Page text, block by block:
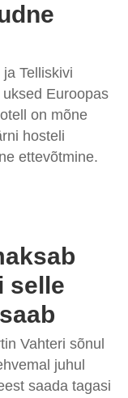
Telliskivi
Euroopas
on mõne
hosteli
ettevõtmine.
selle
Vahteri sõnul
juhul
saada tagasi